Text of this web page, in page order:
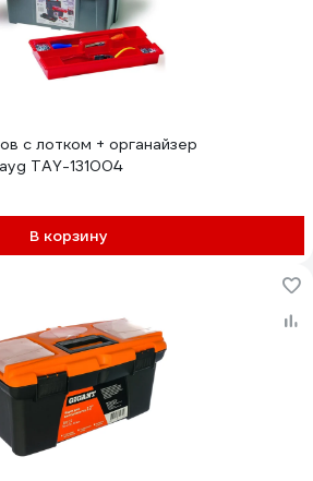
с лотком + органайзер
TAY-131004
В корзину